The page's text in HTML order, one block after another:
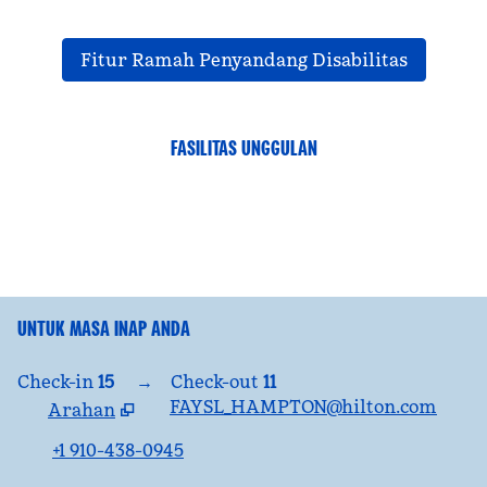
Fitur Ramah Penyandang Disabilitas
FASILITAS UNGGULAN
PUSAT KEBUGARAN
UNTUK MASA INAP ANDA
Check-in 15 → Check-out 11
Arahan
Membuka tab baru
FAYSL_HAMPTON@hilton.com
+1 910-438-0945